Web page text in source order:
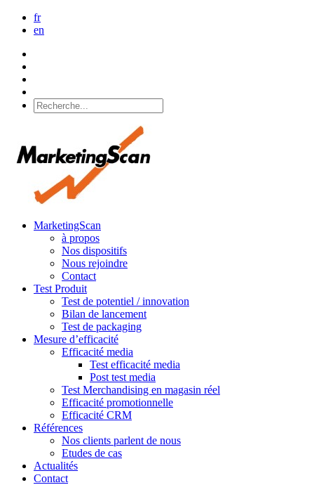
fr
en
MarketingScan
à propos
Nos dispositifs
Nous rejoindre
Contact
Test Produit
Test de potentiel / innovation
Bilan de lancement
Test de packaging
Mesure d’efficacité
Efficacité media
Test efficacité media
Post test media
Test Merchandising en magasin réel
Efficacité promotionnelle
Efficacité CRM
Références
Nos clients parlent de nous
Etudes de cas
Actualités
Contact